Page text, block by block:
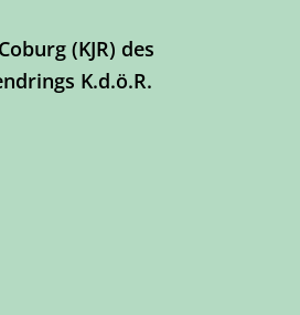
(KJR) des
K.d.ö.R.